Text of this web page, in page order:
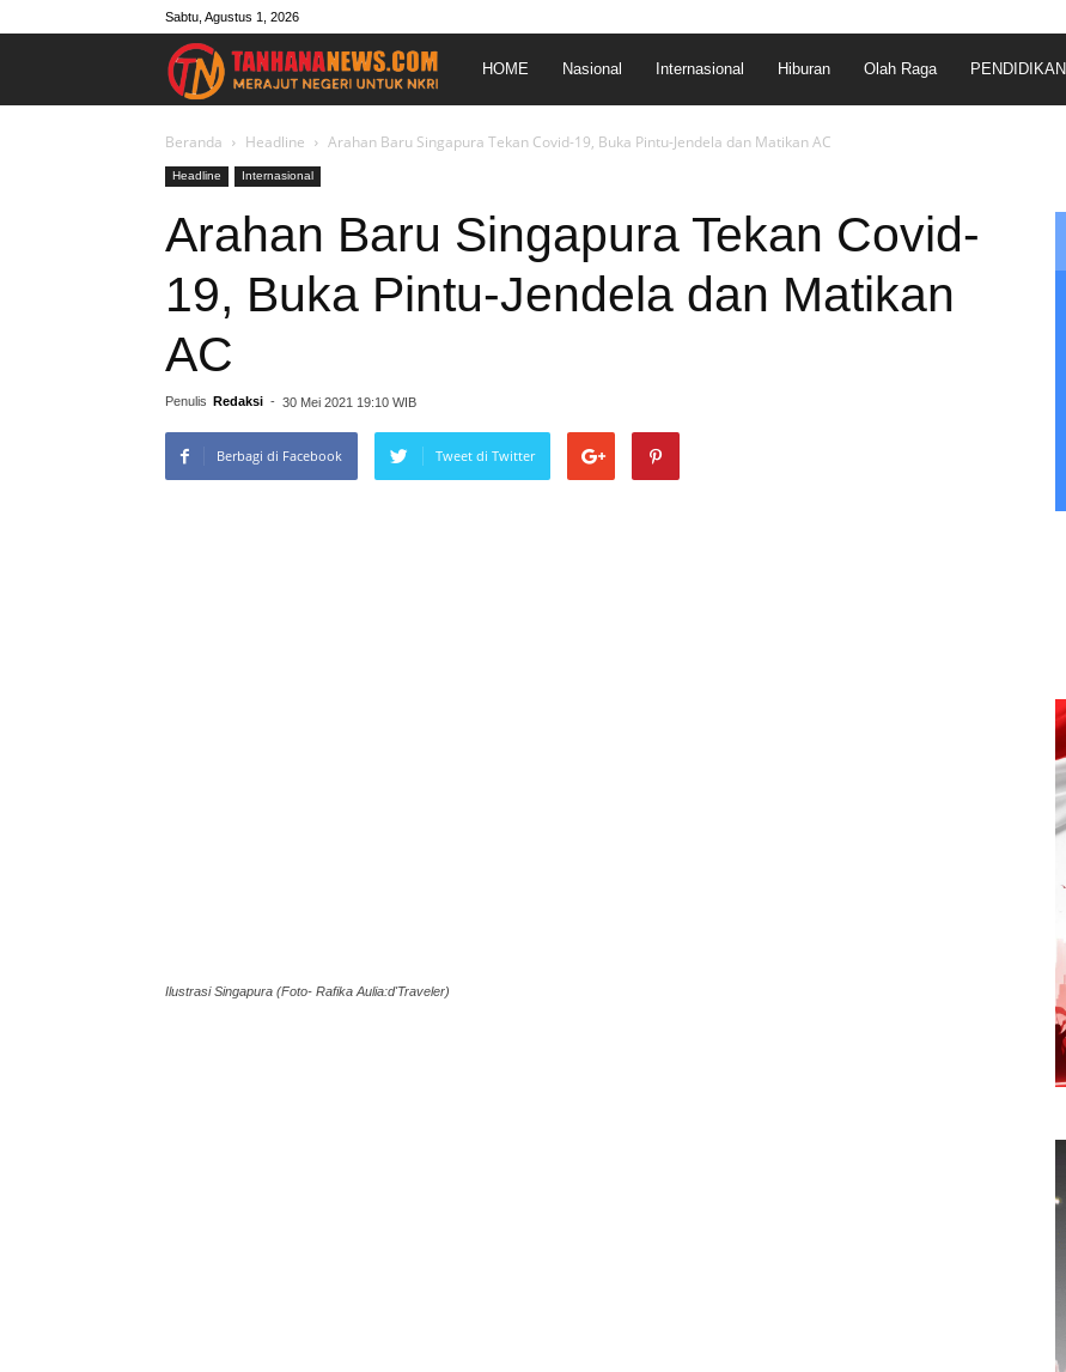
Sabtu, Agustus 1, 2026
Merajut
Negeri
Untuk
NKRI
HOME Nasional Internasional Hiburan Olah Raga PENDIDIKAN
Beranda Headline Arahan Baru Singapura Tekan Covid-19, Buka Pintu-Jendela dan Matikan AC
Headline Internasional
Arahan Baru Singapura Tekan Covid-
19, Buka Pintu-Jendela dan Matikan
AC
Penulis Redaksi - 30 Mei 2021 19:10 WIB
Berbagi di Facebook Tweet di Twitter
Ilustrasi Singapura (Foto- Rafika Aulia:d'Traveler)